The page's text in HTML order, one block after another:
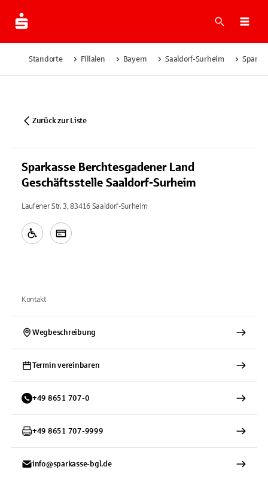
Suche
Standorte Filialen Bayern Saaldorf-Surheim
Zurück zur Liste
Sparkasse Berchtesgadener Land
Geschäftsstelle Saaldorf-Surheim
Laufener Str. 3, 83416 Saaldorf-Surheim
Kontakt
Wegbeschreibung
Termin vereinbaren
+49 8651 707-0
+49 8651 707-9999
info@sparkasse-bgl.de